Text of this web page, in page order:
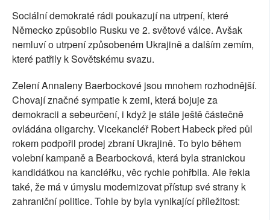
Sociální demokraté rádi poukazují na utrpení, které
Německo způsobilo Rusku ve 2. světové válce. Avšak
nemluví o utrpení způsobeném Ukrajině a dalším zemím,
které patřily k Sovětskému svazu.
Zelení Annaleny Baerbockové jsou mnohem rozhodnější.
Chovají značné sympatie k zemi, která bojuje za
demokracii a sebeurčení, i když je stále ještě částečně
ovládána oligarchy. Vicekancléř Robert Habeck před půl
rokem podpořil prodej zbraní Ukrajině. To bylo během
volební kampaně a Bearbocková, která byla stranickou
kandidátkou na kancléřku, věc rychle pohřbila. Ale řekla
také, že má v úmyslu modernizovat přístup své strany k
zahraniční politice. Tohle by byla vynikající příležitost: